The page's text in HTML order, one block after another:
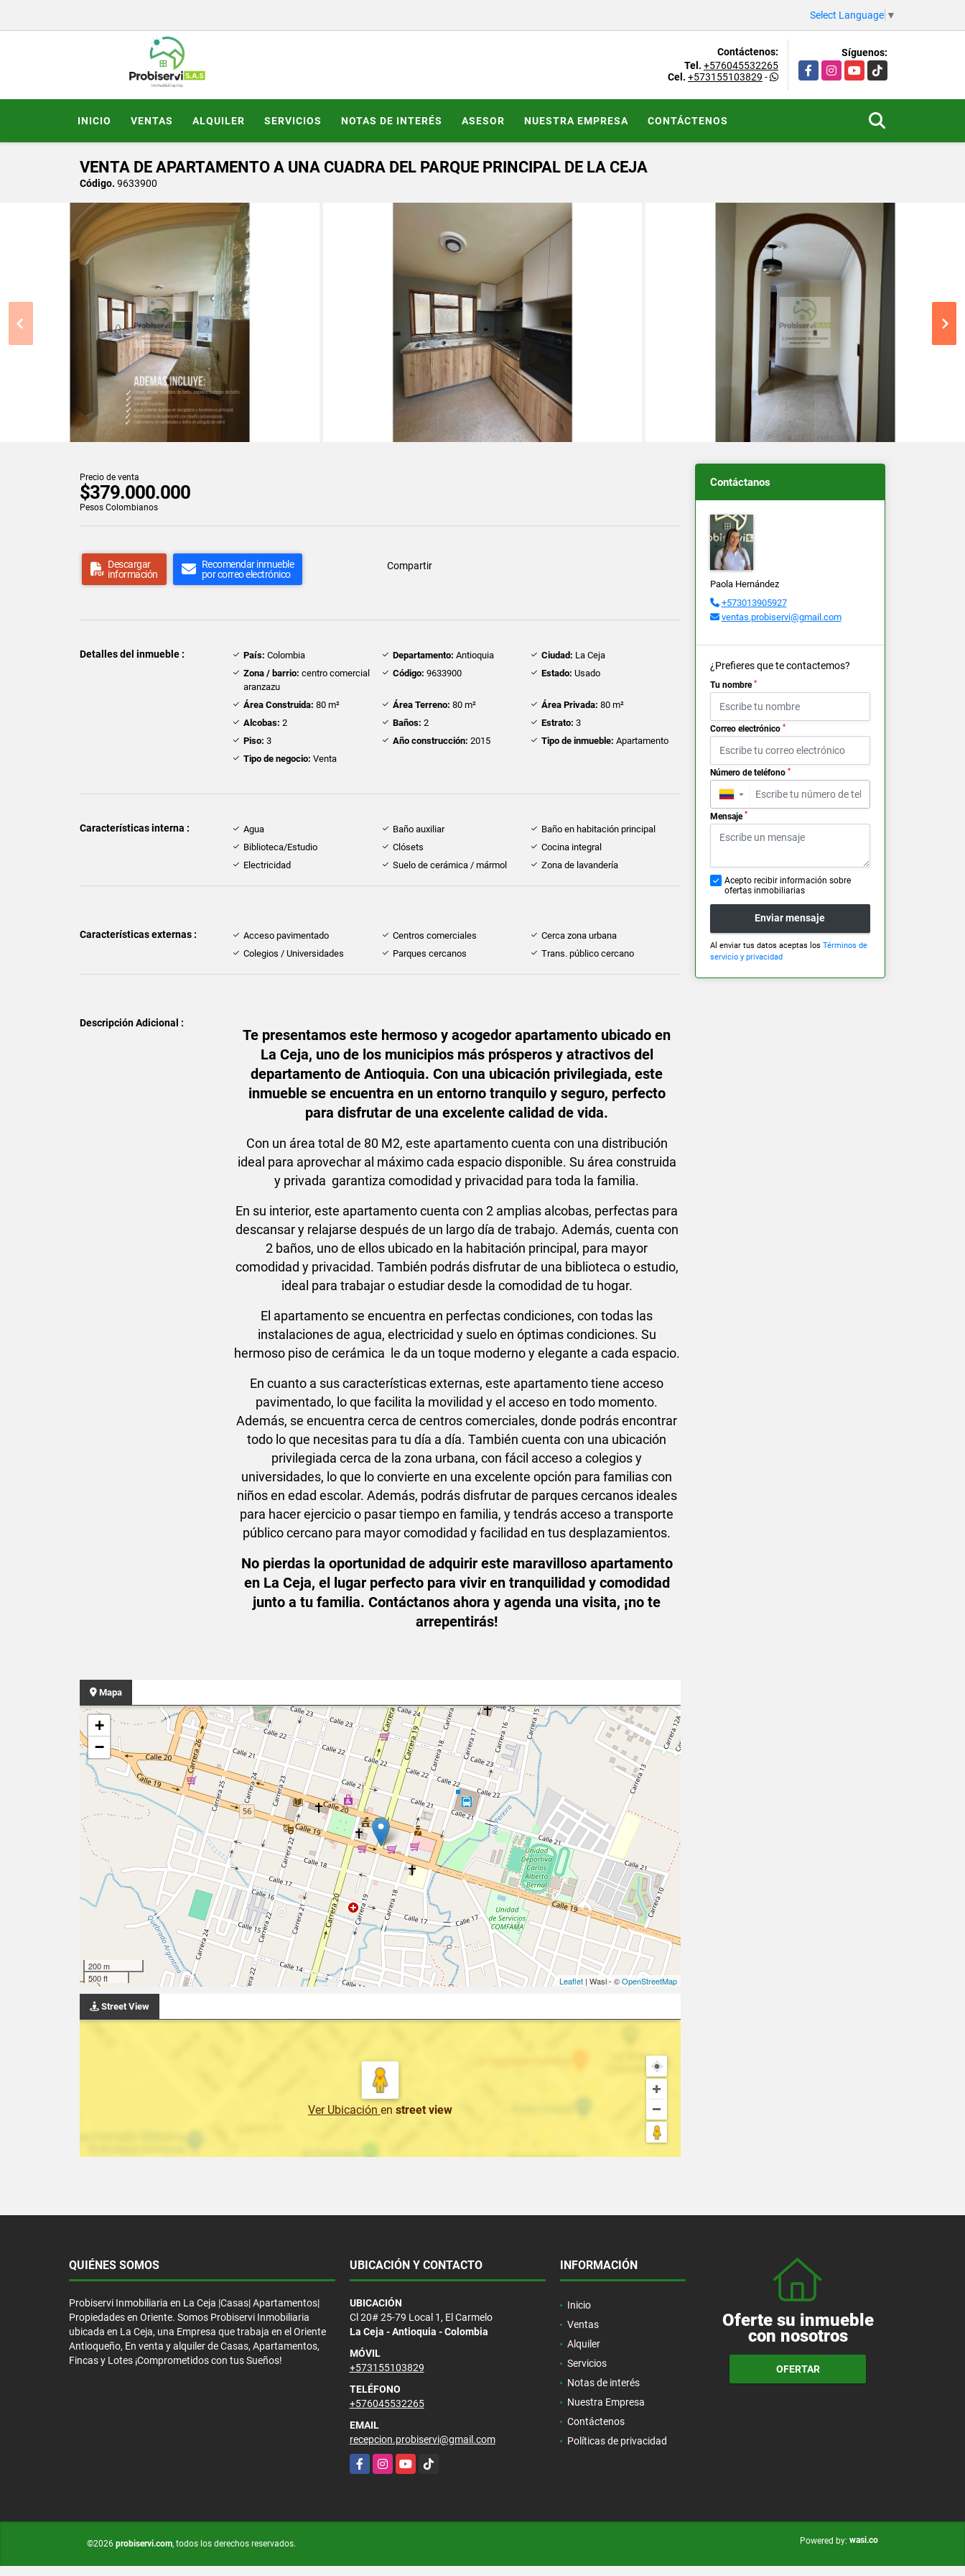
Select Language ▼
Contáctenos:
Tel. +576045532265
Cel. +573155103829 -
Síguenos:
FacebookInstagramYouTubeTikTok
INICIO VENTAS ALQUILER SERVICIOS NOTAS DE INTERÉS ASESOR NUESTRA EMPRESA CONTÁCTENOS
VENTA DE APARTAMENTO A UNA CUADRA DEL PARQUE PRINCIPAL DE LA CEJA
Código. 9633900
Precio de venta
$379.000.000
Pesos Colombianos
Descargar
información
Recomendar inmueble
por correo electrónico
Compartir
Detalles del inmueble : País: Colombia Departamento: Antioquia Ciudad: La Ceja
Zona / barrio: centro comercial
aranzazu
Código: 9633900 Estado: Usado
Área Construida: 80 m² Área Terreno: 80 m² Área Privada: 80 m²
Alcobas: 2 Baños: 2 Estrato: 3
Piso: 3 Año construcción: 2015 Tipo de inmueble: Apartamento
Tipo de negocio: Venta
Características interna : Agua Baño auxiliar
Baño en habitación principal
Biblioteca/Estudio
Clósets
Cocina integral
Electricidad
Suelo de cerámica / mármol Zona de lavandería
Características externas : Acceso pavimentado Centros comerciales
Cerca zona urbana
Colegios / Universidades
Parques cercanos Trans. público cercano
Descripción Adicional :
Te presentamos este hermoso y acogedor apartamento ubicado en
La Ceja, uno de los municipios más prósperos y atractivos del
departamento de Antioquia. Con una ubicación privilegiada, este
inmueble se encuentra en un entorno tranquilo y seguro, perfecto
para disfrutar de una excelente calidad de vida.
Con un área total de 80 M2, este apartamento cuenta con una distribución
ideal para aprovechar al máximo cada espacio disponible. Su área construida
y privada garantiza comodidad y privacidad para toda la familia.
En su interior, este apartamento cuenta con 2 amplias alcobas, perfectas para
descansar y relajarse después de un largo día de trabajo. Además, cuenta con
2 baños, uno de ellos ubicado en la habitación principal, para mayor
comodidad y privacidad. También podrás disfrutar de una biblioteca o estudio,
ideal para trabajar o estudiar desde la comodidad de tu hogar.
El apartamento se encuentra en perfectas condiciones, con todas las
instalaciones de agua, electricidad y suelo en óptimas condiciones. Su
hermoso piso de cerámica le da un toque moderno y elegante a cada espacio.
En cuanto a sus características externas, este apartamento tiene acceso
pavimentado, lo que facilita la movilidad y el acceso en todo momento.
Además, se encuentra cerca de centros comerciales, donde podrás encontrar
todo lo que necesitas para tu día a día. También cuenta con una ubicación
privilegiada cerca de la zona urbana, con fácil acceso a colegios y
universidades, lo que lo convierte en una excelente opción para familias con
niños en edad escolar. Además, podrás disfrutar de parques cercanos ideales
para hacer ejercicio o pasar tiempo en familia, y tendrás acceso a transporte
público cercano para mayor comodidad y facilidad en tus desplazamientos.
No pierdas la oportunidad de adquirir este maravilloso apartamento
en La Ceja, el lugar perfecto para vivir en tranquilidad y comodidad
junto a tu familia. Contáctanos ahora y agenda una visita, ¡no te
arrepentirás!
Mapa
+
−
200 m
500 ft
Leaflet| Wasi - ©OpenStreetMap
Street View
Ver Ubicación en street view
Contáctanos
Paola Hernández
+573013905927
ventas.probiservi@gmail.com
¿Prefieres que te contactemos?
Tu nombre *
Correo electrónico *
Número de teléfono *
▼
Mensaje *
Acepto recibir información sobre
ofertas inmobiliarias
Enviar mensaje
Al enviar tus datos aceptas los Términos de
servicio y privacidad
QUIÉNES SOMOS
Probiservi Inmobiliaria en La Ceja |Casas| Apartamentos|
Propiedades en Oriente. Somos Probiservi Inmobiliaria
ubicada en La Ceja, una Empresa que trabaja en el Oriente
Antioqueño, En venta y alquiler de Casas, Apartamentos,
Fincas y Lotes ¡Comprometidos con tus Sueños!
UBICACIÓN Y CONTACTO
UBICACIÓN
Cl 20# 25-79 Local 1, El Carmelo
La Ceja - Antioquia - Colombia
MÓVIL
+573155103829
TELÉFONO
+576045532265
EMAIL
recepcion.probiservi@gmail.com
FacebookInstagramYouTubeTikTok
INFORMACIÓN
Inicio
Ventas
Alquiler
Servicios
Notas de interés
Nuestra Empresa
Contáctenos
Políticas de privacidad
Oferte su inmueble
con nosotros
OFERTAR
©2026 probiservi.com, todos los derechos reservados. Powered by: wasi.co